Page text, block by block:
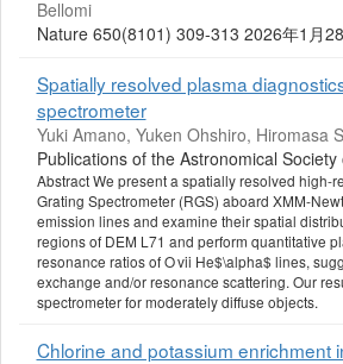
Bellomi
Nature 650(8101) 309-313 2026年1月
Spatially resolved plasma
spectrometer
Yuki Amano, Yuken Ohshiro, Hiromasa
Publications of the Astronomical
Abstract We present a spatially resolved high-
Grating Spectrometer (RGS) aboard XMM-
emission lines and examine their spatial
regions of DEM L71 and perform quantitative
resonance ratios of O vii He$\alpha$ lines,
exchange and/or resonance scattering. Our
spectrometer for moderately diffuse objects.
Chlorine and potassium enrichment